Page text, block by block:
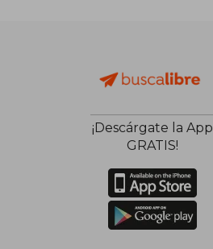
¡Descárgate la App
GRATIS!